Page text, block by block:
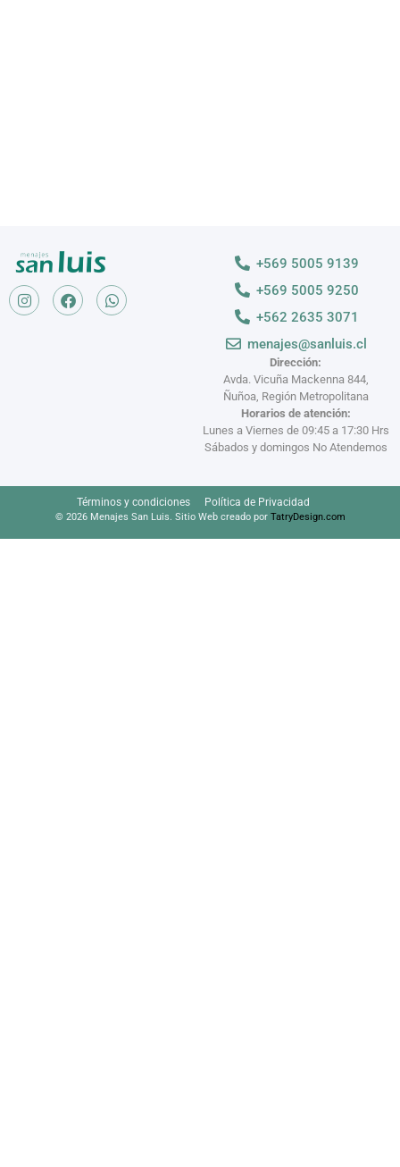
Dirección:
Avda. Vicuña Mackenna 844,
Ñuñoa, Región Metropolitana
Horarios de atención:
Lunes a Viernes de 09:45 a 17:30 Hrs
Sábados y domingos No Atendemos
+569 5005 9139
+569 5005 9250
+562 2635 3071
menajes@sanluis.cl
Términos y condiciones Política de Privacidad
© 2026 Menajes San Luis. Sitio Web creado por TatryDesign.com